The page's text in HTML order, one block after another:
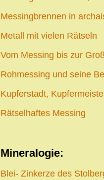
Messingbrennen in
Metall mit vielen Rätseln
Vom Messing bis zur
Rohmessing und seine
Kupferstadt,
Rätselhaftes Messing
Mineralogie:
Blei- Zinkerze des